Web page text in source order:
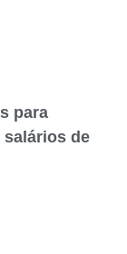
para
de